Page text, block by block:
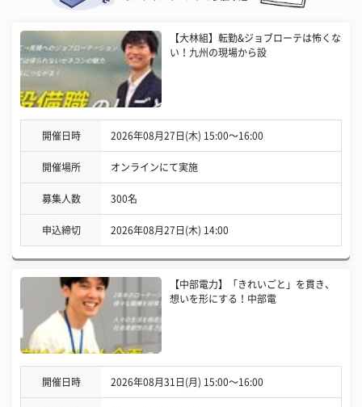
【大林組】転勤&ジョブローテは怖くな
い！九州の現場から設
開催日時 2026年08月27日(木) 15:00〜16:00
開催場所 オンラインにて実施
募集人数 300名
申込締切 2026年08月27日(木) 14:00
【中部電力】「きれいごと」を貫き、
想いを形にする！中部電
開催日時 2026年08月31日(月) 15:00〜16:00